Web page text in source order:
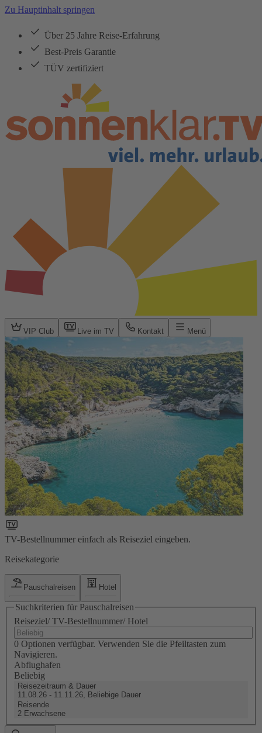
Zu Hauptinhalt springen
Über 25 Jahre Reise-Erfahrung
Best-Preis Garantie
TÜV zertifiziert
VIP Club Live im TV Kontakt Menü
TV-Bestellnummer einfach als Reiseziel eingeben.
Reisekategorie
Pauschalreisen Hotel
Suchkriterien für Pauschalreisen
Reiseziel/ TV-Bestellnummer/ Hotel
0 Optionen verfügbar. Verwenden Sie die Pfeiltasten zum
Navigieren.
Abflughafen
Beliebig
Reisezeitraum & Dauer
11.08.26 - 11.11.26, Beliebige Dauer
Reisende
2 Erwachsene